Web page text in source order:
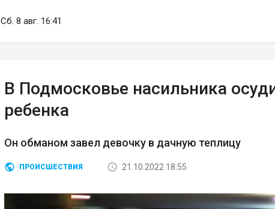
Сб. 8 авг. 16:41
В Подмосковье насильника
ребенка
Он обманом завел девочку в дачную теплицу
ПРОИСШЕСТВИЯ 21.10.2022 18:55